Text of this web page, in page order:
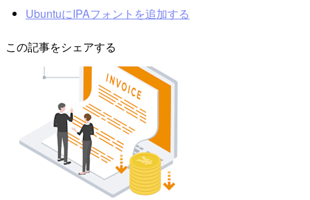
UbuntuにIPAフォントを追加する
この記事をシェアする